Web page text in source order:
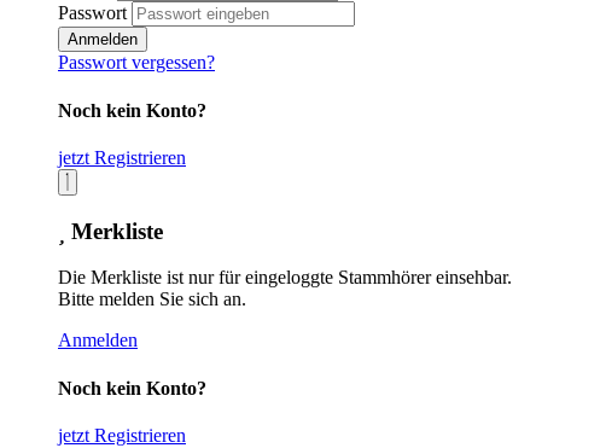
Passwort
Anmelden
Passwort vergessen?
Noch kein Konto?
jetzt Registrieren
Merkliste
Die Merkliste ist nur für eingeloggte Stammhörer einsehbar.
Bitte melden Sie sich an.
Anmelden
Noch kein Konto?
jetzt Registrieren